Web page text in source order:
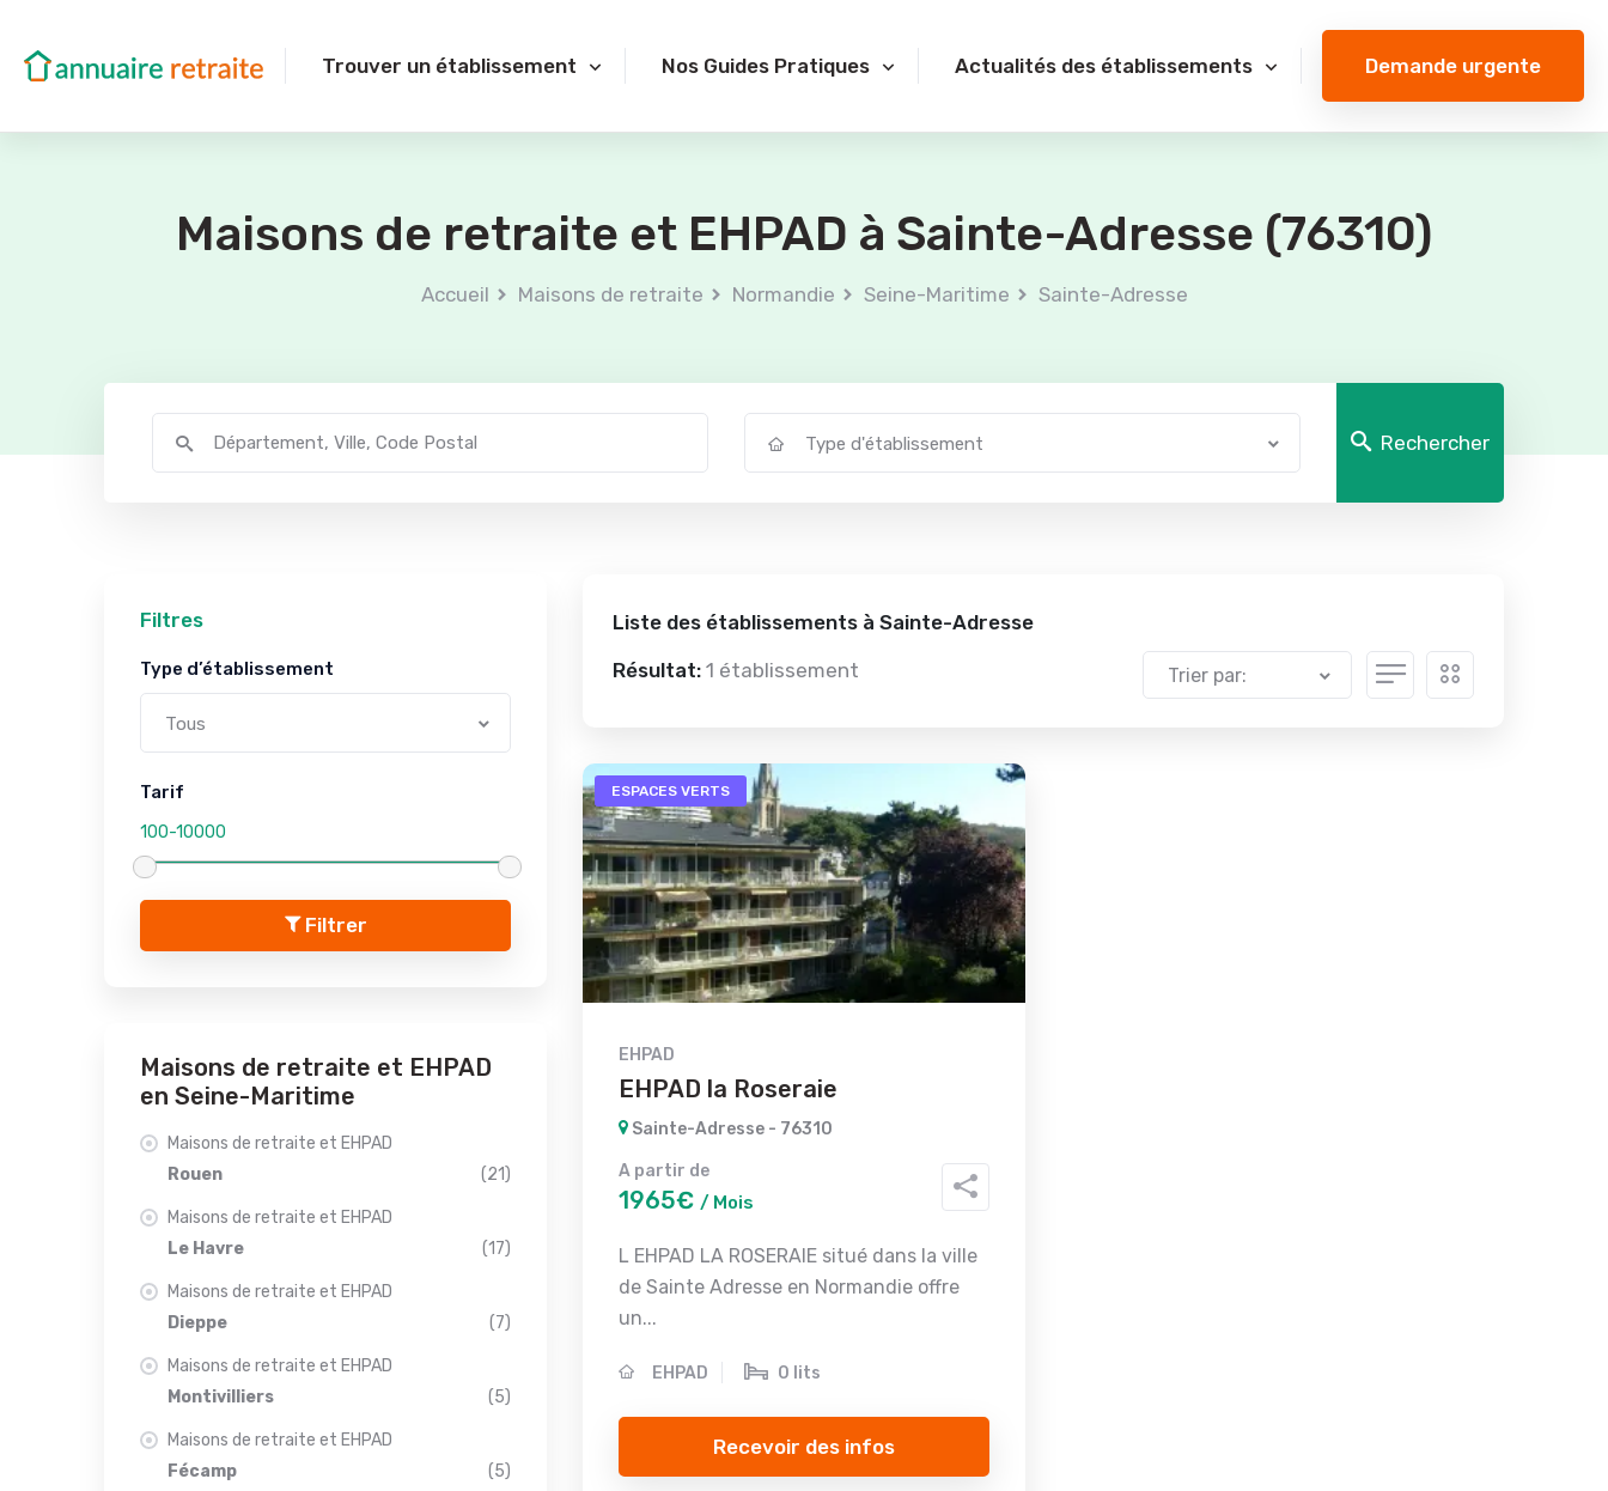
Trouver un établissement Nos Guides Pratiques Actualités des établissements Demande urgente
Maisons de retraite et EHPAD à Sainte-Adresse (76310)
Accueil Maisons de retraite Normandie Seine-Maritime Sainte-Adresse
Type d'établissement Rechercher
Liste des établissements à Sainte-Adresse
Résultat: 1 établissement Trier par:
ESPACES VERTS
EHPAD
EHPAD la Roseraie
Sainte-Adresse - 76310
A partir de
1965€ / Mois
L EHPAD LA ROSERAIE situé dans la ville
de Sainte Adresse en Normandie offre
un...
EHPAD 0 lits
Recevoir des infos
Filtres
Type d’établissement
Tous
Tarif
Filtrer
Maisons de retraite et EHPAD
en Seine-Maritime
Maisons de retraite et EHPAD
Rouen
(21)
Maisons de retraite et EHPAD
Le Havre
(17)
Maisons de retraite et EHPAD
Dieppe
(7)
Maisons de retraite et EHPAD
Montivilliers
(5)
Maisons de retraite et EHPAD
Fécamp
(5)